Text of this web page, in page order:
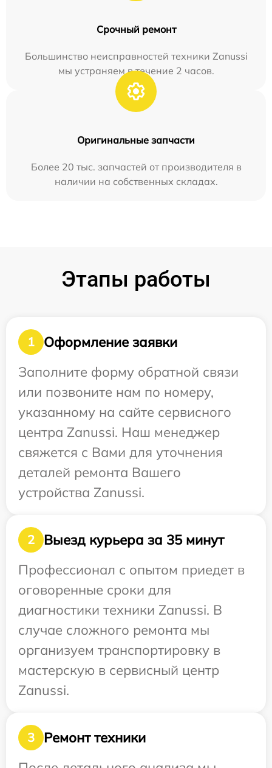
Срочный ремонт
Большинство неисправностей техники Zanussi
мы устраняем в течение 2 часов.
Оригинальные запчасти
Более 20 тыс. запчастей от производителя в
наличии на собственных складах.
Этапы работы
1
Оформление заявки
Заполните форму обратной связи
или позвоните нам по номеру,
указанному на сайте сервисного
центра Zanussi. Наш менеджер
свяжется с Вами для уточнения
деталей ремонта Вашего
устройства Zanussi.
2
Выезд курьера за 35 минут
Профессионал с опытом приедет в
оговоренные сроки для
диагностики техники Zanussi. В
случае сложного ремонта мы
организуем транспортировку в
мастерскую в сервисный центр
Zanussi.
3
Ремонт техники